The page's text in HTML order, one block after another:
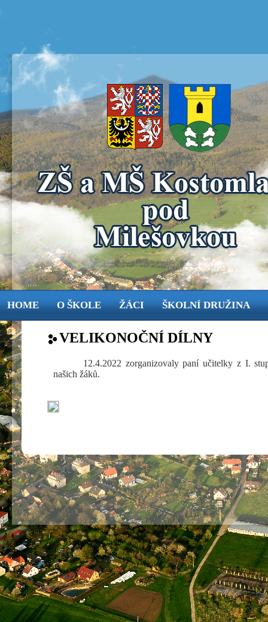
HOME O ŠKOLE ŽÁCI ŠKOLNÍ DRUŽINA
VELIKONOČNÍ DÍLNY
12.4.2022 zorganizovaly paní učitelky z I.
našich žáků.